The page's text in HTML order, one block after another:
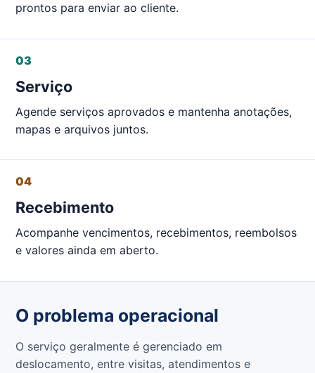
prontos para enviar ao cliente.
03
Serviço
Agende serviços aprovados e mantenha anotações,
mapas e arquivos juntos.
04
Recebimento
Acompanhe vencimentos, recebimentos, reembolsos
e valores ainda em aberto.
O problema operacional
O serviço geralmente é gerenciado em
deslocamento, entre visitas, atendimentos e